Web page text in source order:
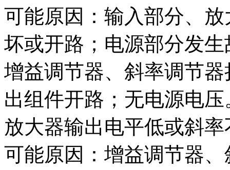
可能原因：输入部分、
坏或开路；电源部分发
增益调节器、斜率调节
出组件开路；无电源电压
放大器输出电平低或斜
可能原因：增益调节器